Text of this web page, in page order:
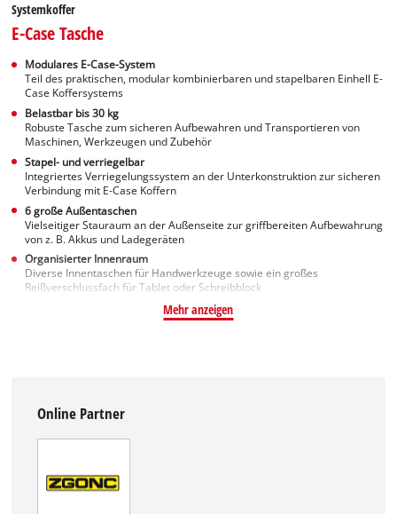
Systemkoffer
E-Case Tasche
Modulares E-Case-System
Teil des praktischen, modular kombinierbaren und stapelbaren Einhell E-
Case Koffersystems
Belastbar bis 30 kg
Robuste Tasche zum sicheren Aufbewahren und Transportieren von
Maschinen, Werkzeugen und Zubehör
Stapel- und verriegelbar
Integriertes Verriegelungssystem an der Unterkonstruktion zur sicheren
Verbindung mit E-Case Koffern
6 große Außentaschen
Vielseitiger Stauraum an der Außenseite zur griffbereiten Aufbewahrung
von z. B. Akkus und Ladegeräten
Organisierter Innenraum
Diverse Innentaschen für Handwerkzeuge sowie ein großes
Reißverschlussfach für Tablet oder Schreibblock
Mehr anzeigen
Online Partner